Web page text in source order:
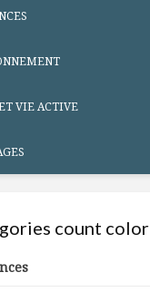
VIE ACTIVE
count color